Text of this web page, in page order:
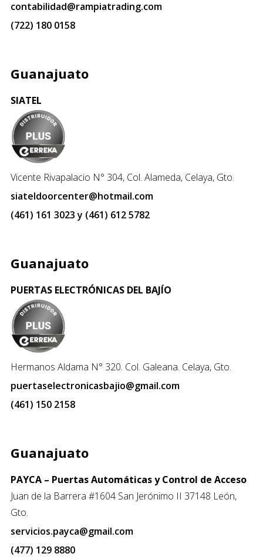
contabilidad@rampiatrading.com
(722) 180 0158
Guanajuato
SIATEL
Vicente Rivapalacio N° 304, Col. Alameda, Celaya, Gto.
siateldoorcenter@hotmail.com
(461) 161 3023 y (461) 612 5782
Guanajuato
PUERTAS ELECTRÓNICAS DEL BAJÍO
Hermanos Aldama N° 320. Col. Galeana. Celaya, Gto.
puertaselectronicasbajio@gmail.com
(461) 150 2158
Guanajuato
PAYCA – Puertas Automáticas y Control de Acceso
Juan de la Barrera #1604 San Jerónimo II 37148 León,
Gto.
servicios.payca@gmail.com
(477) 129 8880